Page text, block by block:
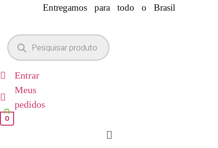
Entregamos para todo o Brasil
Pesquisar
produtos
Entrar
Meus
pedidos
0
Menu